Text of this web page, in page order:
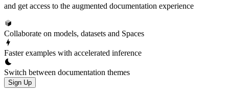
and get access to the augmented documentation experience
Collaborate on models, datasets and Spaces
Faster examples with accelerated inference
Switch between documentation themes
Sign Up